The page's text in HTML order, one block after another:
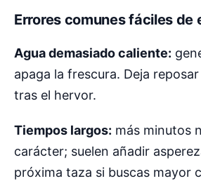
Errores comunes fáciles de
Agua demasiado caliente:
apaga la frescura. Deja
tras el hervor.
Tiempos largos: más minutos
carácter; suelen añadir
próxima taza si buscas mayor